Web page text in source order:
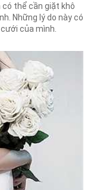
có thể cần giặt khô
Những lý do này có
của mình.